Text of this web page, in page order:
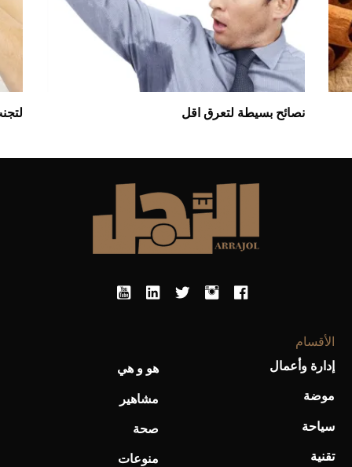
نصائح بسيطة لتعرق اقل لتجنب
الأقسام
إدارة وأعمال
موضة
سياحة
تقنية
هو و هي
مشاهير
صحة
منوعات